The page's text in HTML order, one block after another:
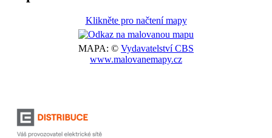
Klikněte pro načtení mapy
MAPA: © Vydavatelství CBS
www.malovanemapy.cz